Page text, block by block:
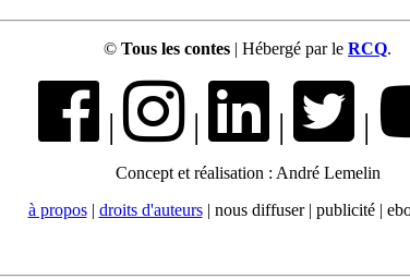
© Tous les contes | Hébergé par le RCQ.
| | | |
Concept et réalisation : André Lemelin
à propos| droits d'auteurs| nous diffuser | publicité |